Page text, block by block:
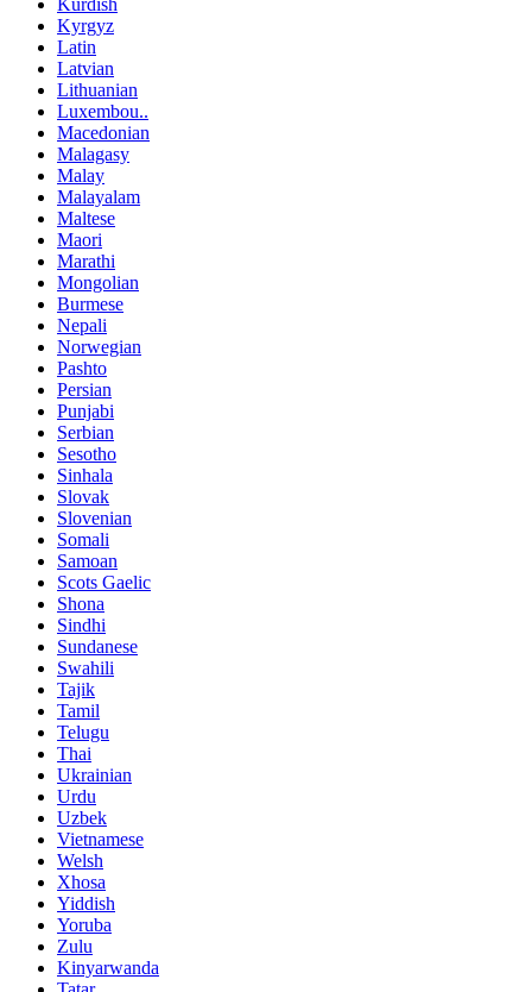
Kyrgyz
Latin
Latvian
Lithuanian
Luxembou..
Macedonian
Malagasy
Malay
Malayalam
Maltese
Maori
Marathi
Mongolian
Burmese
Nepali
Norwegian
Pashto
Persian
Punjabi
Serbian
Sesotho
Sinhala
Slovak
Slovenian
Somali
Samoan
Scots Gaelic
Shona
Sindhi
Sundanese
Swahili
Tajik
Tamil
Telugu
Thai
Ukrainian
Urdu
Uzbek
Vietnamese
Welsh
Xhosa
Yiddish
Yoruba
Zulu
Kinyarwanda